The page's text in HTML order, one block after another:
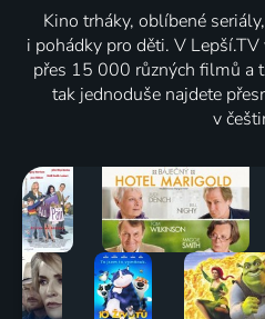
Kino trháky, oblíbené
i pohádky pro děti. V
přes 15 000 různých filmů a
tak jednoduše najdete
v